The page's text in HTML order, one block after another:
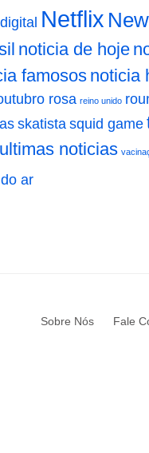
Netflix
noticia de hoje
famosos noticia
rosa reino unido
skatista squid game
ultimas noticias
ar
Sobre Nós Fale